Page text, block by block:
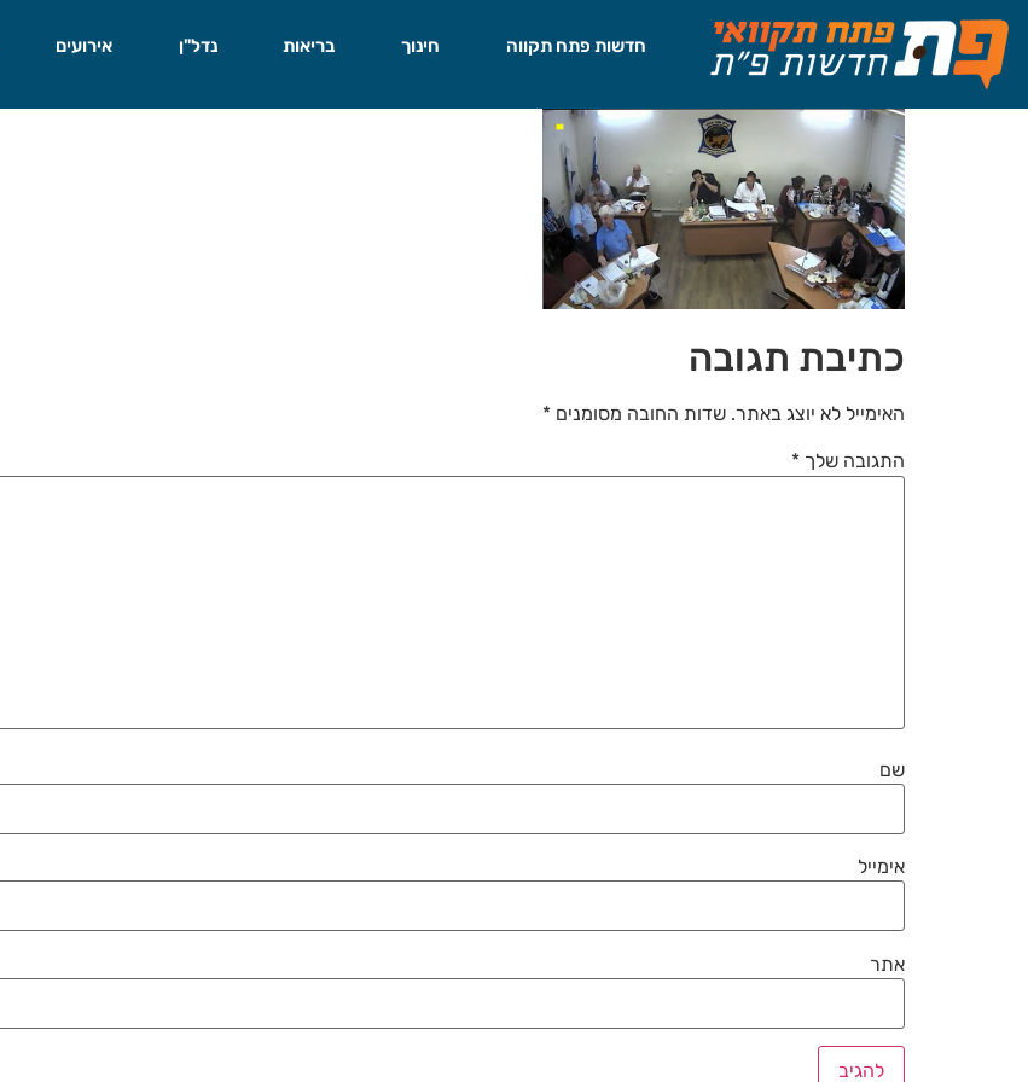
לתוכן
חדשות פתח תקווה חינוך בריאות נדל"ן אירועים
כתיבת תגובה
האימייל לא יוצג באתר. שדות החובה מסומנים *
התגובה שלך *
שם
אימייל
אתר